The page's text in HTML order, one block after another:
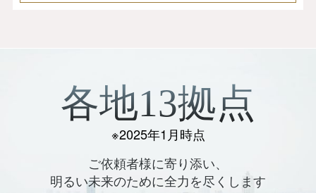
各地13拠点
※2025年1月時点
ご依頼者様に寄り添い、
明るい未来のために全力を尽くします